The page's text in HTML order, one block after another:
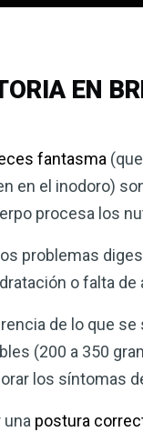
EN
fantasma
en el inodoro)
procesa los
problemas
o falta
de lo que
(200 a 350
los síntomas
una postura